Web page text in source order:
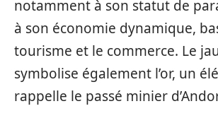
notamment à son statut de
à son économie dynamique,
tourisme et le commerce. Le
symbolise également l’or, un
rappelle le passé minier